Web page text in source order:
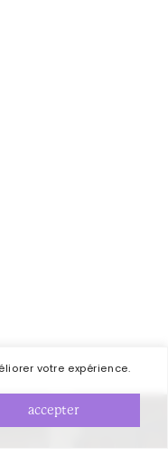
votre expérience.
accepter